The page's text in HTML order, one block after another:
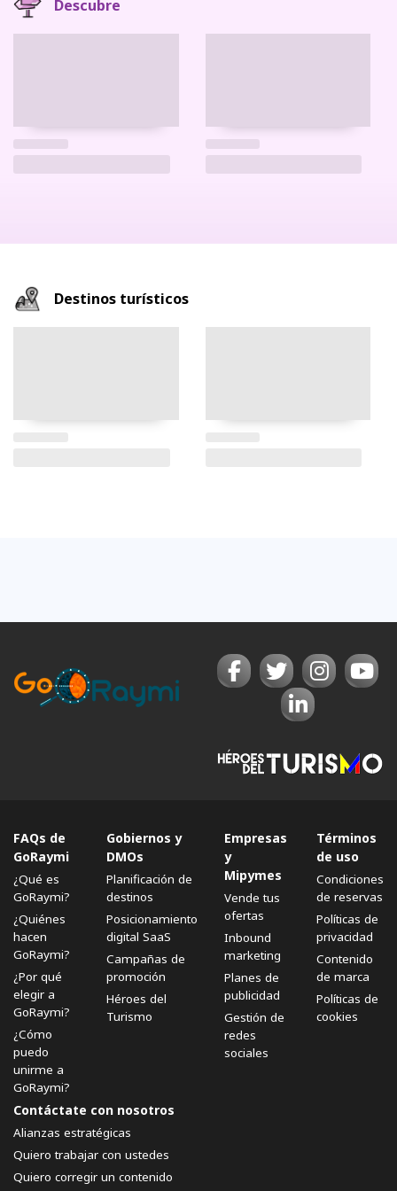
Descubre
Destinos turísticos
FAQs de
GoRaymi
¿Qué es
GoRaymi?
¿Quiénes
hacen
GoRaymi?
¿Por qué
elegir a
GoRaymi?
¿Cómo
puedo
unirme a
GoRaymi?
Gobiernos y
DMOs
Planificación de
destinos
Posicionamiento
digital SaaS
Campañas de
promoción
Héroes del
Turismo
Empresas
y
Mipymes
Vende tus
ofertas
Inbound
marketing
Planes de
publicidad
Gestión de
redes
sociales
Términos
de uso
Condiciones
de reservas
Políticas de
privacidad
Contenido
de marca
Políticas de
cookies
Contáctate con nosotros
Alianzas estratégicas
Quiero trabajar con ustedes
Quiero corregir un contenido